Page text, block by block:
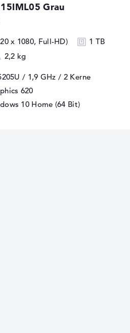
Grau
x 1080, Full-HD)
1 TB
2,2 kg
/ 1,9 GHz / 2 Kerne
620
10 Home (64 Bit)